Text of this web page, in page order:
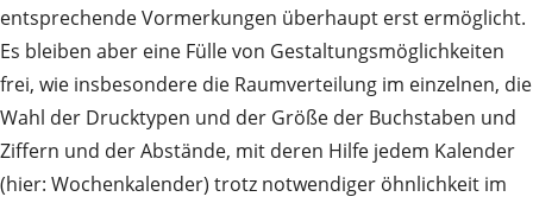
entsprechende Vormerkungen überhaupt erst ermöglicht.
Es bleiben aber eine Fülle von Gestaltungsmöglichkeiten
frei, wie insbesondere die Raumverteilung im einzelnen, die
Wahl der Drucktypen und der Größe der Buchstaben und
Ziffern und der Abstände, mit deren Hilfe jedem Kalender
(hier: Wochenkalender) trotz notwendiger öhnlichkeit im